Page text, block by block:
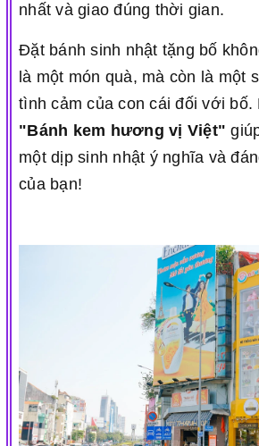
nhất và giao đúng thời gian.
Đặt bánh sinh nhật tặng bố
là một món quà, mà còn là một
tình cảm của con cái đối với bố.
"Bánh kem hương vị Việt"
một dịp sinh nhật ý nghĩa và
của bạn!